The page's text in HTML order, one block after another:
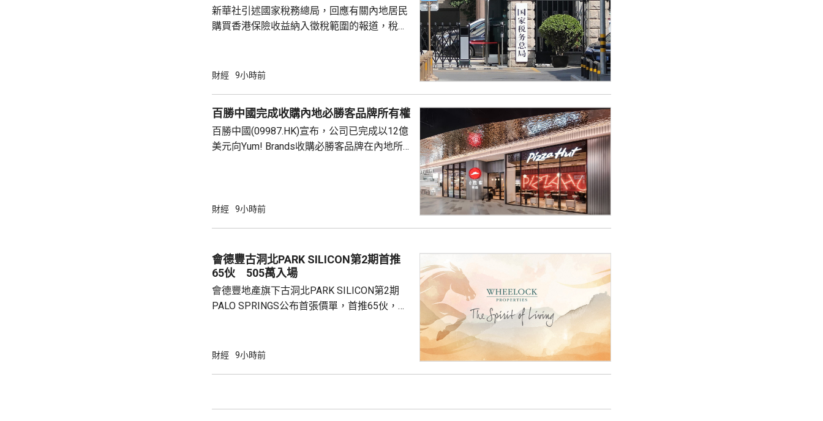
新華社引述國家稅務總局，回應有關內地居民
購買香港保險收益納入徵稅範圍的報道，稅務
行納稅義務，境外保險收益也屬於應納稅所得
從境外取得，包括保險收益在內，應依法繳納
個人所得稅，是國際通行做法，亦是中國個人
所得稅法實施以來，一直堅持的基本原則...
財經 9小時前
百勝中國完成收購內地必勝客品牌所有權
百勝中國(09987.HK)宣布，公司已完成以12億
美元向Yum! Brands收購必勝客品牌在內地所
800家。 免去向Yum! Brands支付3%的特許經
2.8%。在計入交易相關成本、利息...
財經 9小時前
會德豐古洞北PARK SILICON第2期首推
65伙 505萬入場
會德豐地產旗下古洞北PARK SILICON第2期
PALO SPRINGS公布首張價單，首推65伙，扣
實均呎17671元。項目明日開放示範單位予公
財經 9小時前